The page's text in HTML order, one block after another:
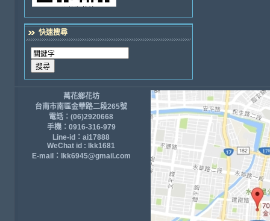
快速搜尋
萬花鄉花坊
台南市南區金華路二段265號
電話：(06)2920668
手機：0916-316-979
Line-id：ai17888
WeChat id : lkk1681
E-mail：lkk6945@gmail.com